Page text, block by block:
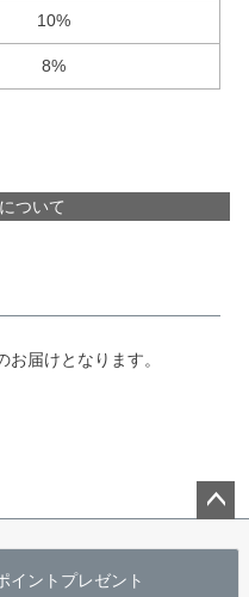
10%
8%
ついて
届けとなります。
イントプレゼント